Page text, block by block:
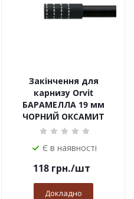
Закінчення для
карнизу Orvit
БАРАМЕЛЛА 19 мм
ЧОРНИЙ ОКСАМИТ
Є в наявності
118грн./шт
Докладно